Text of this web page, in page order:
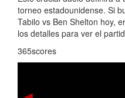
torneo estadounidense. Si
Tabilo vs Ben Shelton hoy,
los detalles para ver el
365scores